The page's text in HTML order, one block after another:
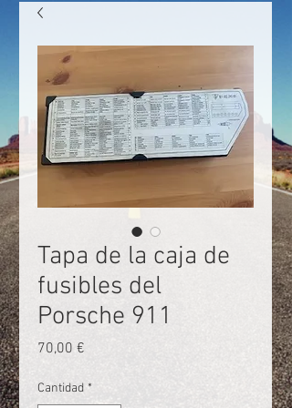
Tapa de la caja de
fusibles del
Porsche 911
70,00 €
Cantidad *